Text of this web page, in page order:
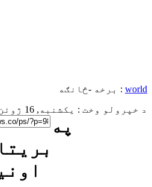
برخه -څانګه : world
د خپرولو وخت : یکشنبه, 16 ژوئن , 2019
په